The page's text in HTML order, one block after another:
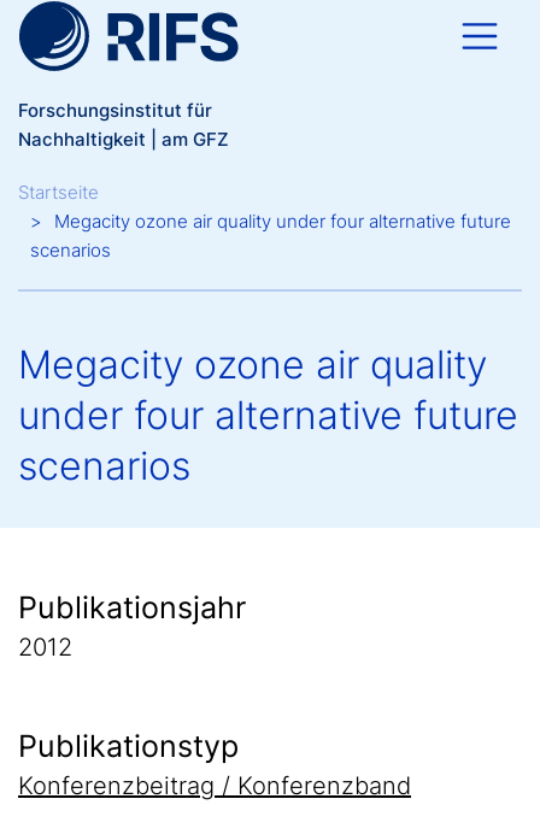
Direkt zum Inhalt
Forschungsinstitut für
Nachhaltigkeit | am GFZ
Breadcrumb
Startseite
Megacity ozone air quality under four alternative future
scenarios
Megacity ozone air quality
under four alternative future
scenarios
Publikationsjahr
2012
Publikationstyp
Konferenzbeitrag / Konferenzband